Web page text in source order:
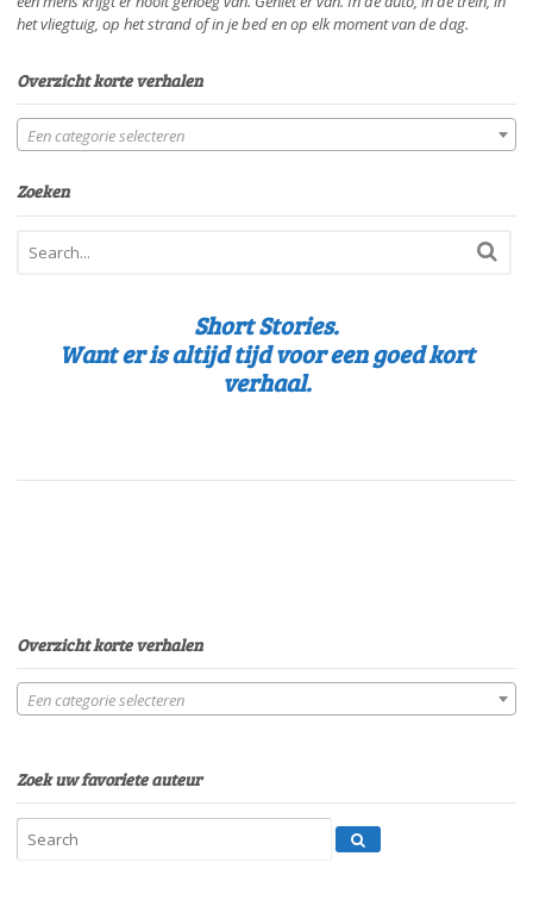
het vliegtuig, op het strand of in je bed en op elk moment van de dag.
Overzicht korte verhalen
Een categorie selecteren
Zoeken
Short Stories.
Want er is altijd tijd voor een goed kort
verhaal.
Overzicht korte verhalen
Een categorie selecteren
Zoek uw favoriete auteur